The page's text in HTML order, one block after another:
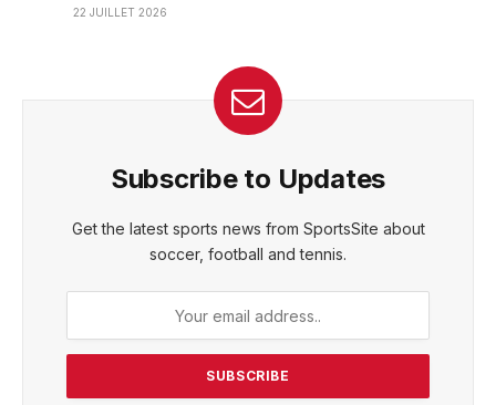
22 JUILLET 2026
Subscribe to Updates
Get the latest sports news from SportsSite about
soccer, football and tennis.